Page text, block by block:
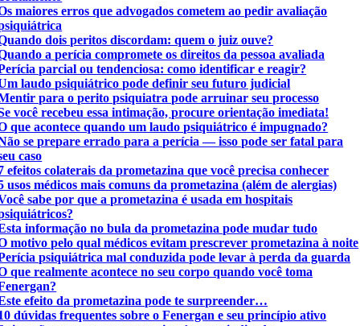
maiores erros que advogados cometem ao pedir avaliação
dois peritos discordam: quem o juiz ouve?
a perícia compromete os direitos da pessoa avaliada
parcial ou tendenciosa: como identificar e reagir?
laudo psiquiátrico pode definir seu futuro judicial
para o perito psiquiatra pode arruinar seu processo
você recebeu essa intimação, procure orientação imediata!
que acontece quando um laudo psiquiátrico é impugnado?
se prepare errado para a perícia — isso pode ser fatal para
caso
efeitos colaterais da prometazina que você precisa conhecer
usos médicos mais comuns da prometazina (além de alergias)
sabe por que a prometazina é usada em hospitais
informação no bula da prometazina pode mudar tudo
motivo pelo qual médicos evitam prescrever prometazina à noite
psiquiátrica mal conduzida pode levar à perda da guarda
que realmente acontece no seu corpo quando você toma
efeito da prometazina pode te surpreender…
dúvidas frequentes sobre o Fenergan e seu princípio ativo